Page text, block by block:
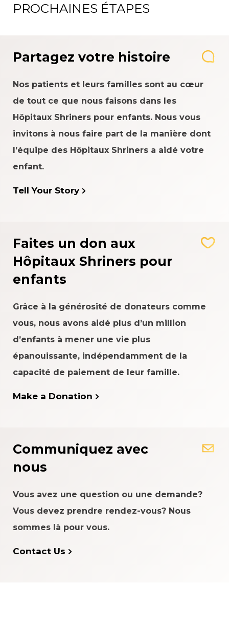
PROCHAINES ÉTAPES
Partagez votre histoire
Nos patients et leurs familles sont au cœur
de tout ce que nous faisons dans les
Hôpitaux Shriners pour enfants. Nous vous
invitons à nous faire part de la manière dont
l’équipe des Hôpitaux Shriners a aidé votre
enfant.
Tell Your Story
Faites un don aux
Hôpitaux Shriners pour
enfants
Grâce à la générosité de donateurs comme
vous, nous avons aidé plus d’un million
d’enfants à mener une vie plus
épanouissante, indépendamment de la
capacité de paiement de leur famille.
Make a Donation
Communiquez avec
nous
Vous avez une question ou une demande?
Vous devez prendre rendez-vous? Nous
sommes là pour vous.
Contact Us